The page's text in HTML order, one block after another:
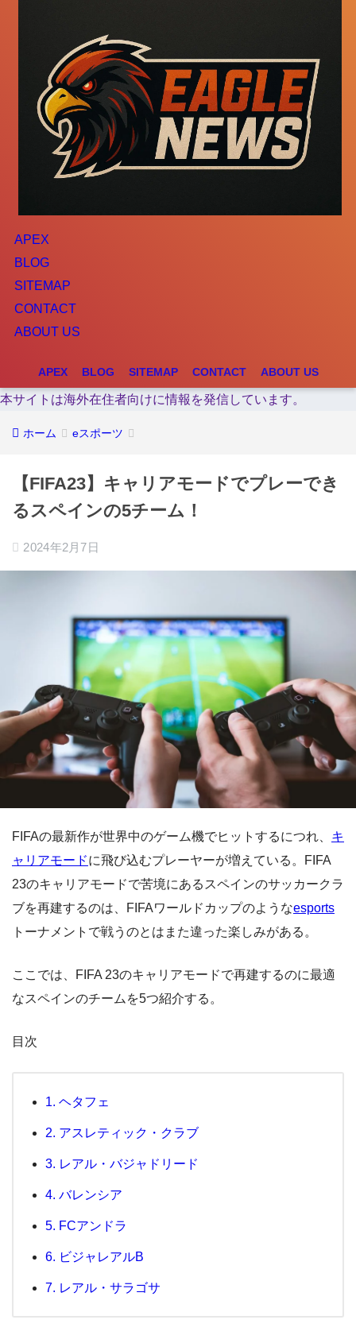
APEX
BLOG
SITEMAP
CONTACT
ABOUT US
APEX BLOG SITEMAP CONTACT ABOUT US
本サイトは海外在住者向けに情報を発信しています。
ホーム eスポーツ
【FIFA23】キャリアモードでプレーでき
るスペインの5チーム！
2024年2月7日
FIFAの最新作が世界中のゲーム機でヒットするにつれ、 キ
ャリアモードに飛び込むプレーヤーが増えている。FIFA
23のキャリアモードで苦境にあるスペインのサッカークラ
ブを再建するのは、FIFAワールドカップのようなesports
トーナメントで戦うのとはまた違った楽しみがある。
ここでは、FIFA 23のキャリアモードで再建するのに最適
なスペインのチームを5つ紹介する。
目次
1. ヘタフェ
2. アスレティック・クラブ
3. レアル・バジャドリード
4. バレンシア
5. FCアンドラ
6. ビジャレアルB
7. レアル・サラゴサ